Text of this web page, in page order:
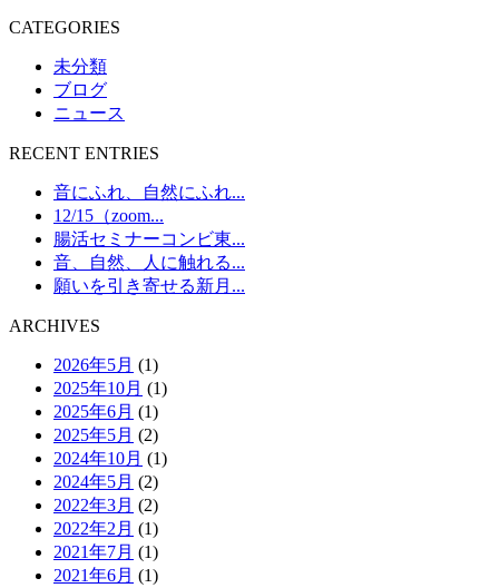
CATEGORIES
未分類
ブログ
ニュース
RECENT ENTRIES
音にふれ、自然にふれ...
12/15（zoom...
腸活セミナーコンビ東...
音、自然、人に触れる...
願いを引き寄せる新月...
ARCHIVES
2026年5月 (1)
2025年10月 (1)
2025年6月 (1)
2025年5月 (2)
2024年10月 (1)
2024年5月 (2)
2022年3月 (2)
2022年2月 (1)
2021年7月 (1)
2021年6月 (1)